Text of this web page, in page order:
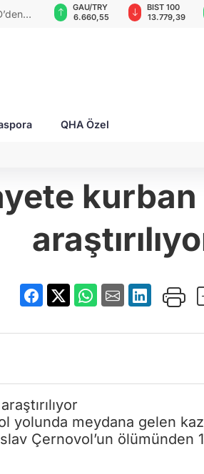
GAU/TRY
6.660,55
BIST 100
13.779,39
QHA Özel
yolunda meydana gelen
Çernovol’un ölümünden